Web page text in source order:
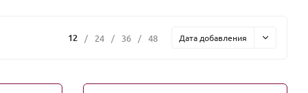
12 / 24 / 36 / 48 Дата добавления